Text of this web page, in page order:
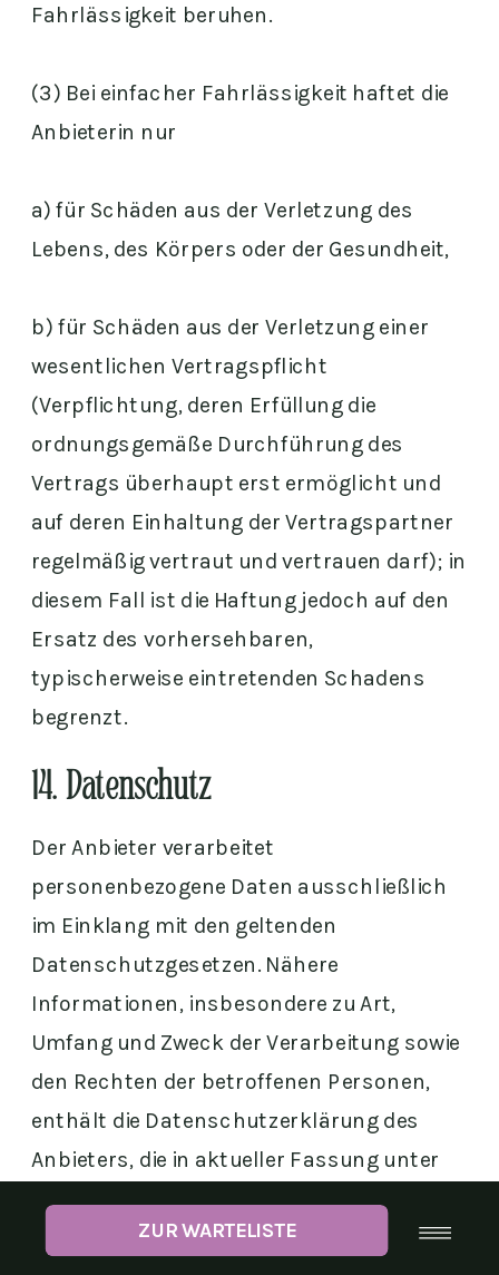
ZUR WARTELISTE
Fahrlässigkeit beruhen.
(3) Bei einfacher Fahrlässigkeit haftet die
Anbieterin nur
a) für Schäden aus der Verletzung des
Lebens, des Körpers oder der Gesundheit,
b) für Schäden aus der Verletzung einer
wesentlichen Vertragspflicht
(Verpflichtung, deren Erfüllung die
ordnungsgemäße Durchführung des
Vertrags überhaupt erst ermöglicht und
auf deren Einhaltung der Vertragspartner
regelmäßig vertraut und vertrauen darf); in
diesem Fall ist die Haftung jedoch auf den
Ersatz des vorhersehbaren,
typischerweise eintretenden Schadens
begrenzt.
Der Anbieter verarbeitet
personenbezogene Daten ausschließlich
im Einklang mit den geltenden
Datenschutzgesetzen. Nähere
Informationen, insbesondere zu Art,
Umfang und Zweck der Verarbeitung sowie
den Rechten der betroffenen Personen,
enthält die Datenschutzerklärung des
Anbieters, die in aktueller Fassung unter
https://rewilding-
somatic.institute/datenschutz
jederzeit
14. Datenschutz